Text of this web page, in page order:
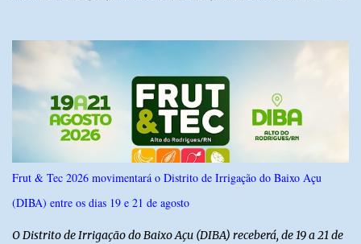
do Norte entre os dias 18 e 22 de junho de 2026. O levantamento
possui margem de erro de 2,5 pontos percentuais e nível de
confiança de 95%. Registro no TSE: RN-09520/2026
Frut & Tec 2026 movimentará o Distrito de Irrigação do Baixo Açu
(DIBA) entre os dias 19 e 21 de agosto
O Distrito de Irrigação do Baixo Açu (DIBA) receberá, de 19 a 21 de